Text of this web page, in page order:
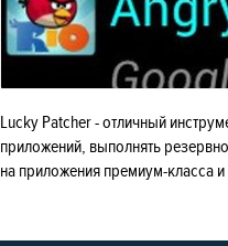
Lucky Patcher - отличный
приложений, выполнять
на приложения премиум-класса